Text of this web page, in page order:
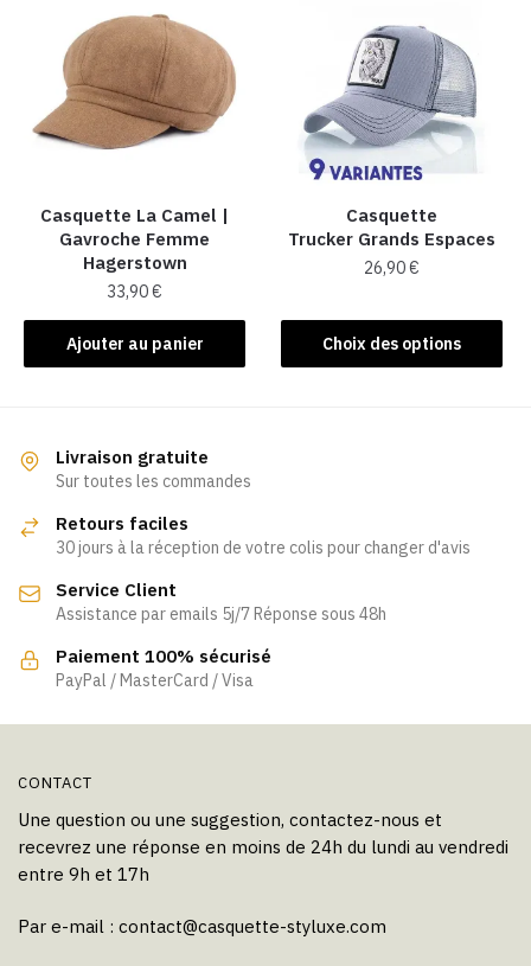
variations.
Les
options
peuvent
être
la
page
du
produit
Casquette La Camel​ |
Gavroche Femme
Hagerstown
33,90€
Ajouter au panier
Casquette
Trucker Grands Espaces
26,90€
Choix des options
produit
a
être
Livraison gratuite
Sur toutes les commandes
Retours faciles
30 jours à la réception de votre colis pour changer d'avis
Service Client
Assistance par emails 5j/7 Réponse sous 48h
Paiement 100% sécurisé
PayPal / MasterCard / Visa
CONTACT
Une question ou une suggestion, contactez-nous et
recevrez une réponse en moins de 24h du lundi au vendredi
entre 9h et 17h
Par e-mail : contact@casquette-styluxe.com